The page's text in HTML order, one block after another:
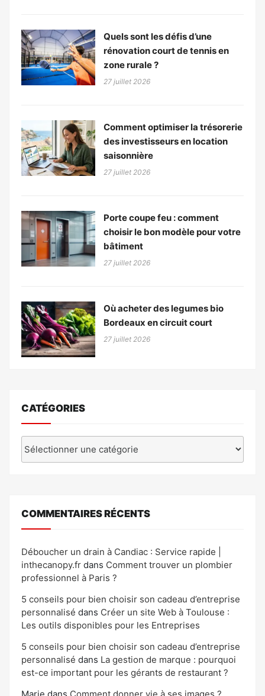
Quels sont les défis d’une
rénovation court de tennis en
zone rurale ?
27 juillet 2026
Comment optimiser la trésorerie
des investisseurs en location
saisonnière
27 juillet 2026
Porte coupe feu : comment
choisir le bon modèle pour votre
bâtiment
27 juillet 2026
Où acheter des legumes bio
Bordeaux en circuit court
27 juillet 2026
CATÉGORIES
COMMENTAIRES RÉCENTS
Déboucher un drain à Candiac : Service rapide |
inthecanopy.fr dans Comment trouver un plombier
professionnel à Paris ?
5 conseils pour bien choisir son cadeau d’entreprise
personnalisé dans Créer un site Web à Toulouse :
Les outils disponibles pour les Entreprises
5 conseils pour bien choisir son cadeau d’entreprise
personnalisé dans La gestion de marque : pourquoi
est-ce important pour les gérants de restaurant ?